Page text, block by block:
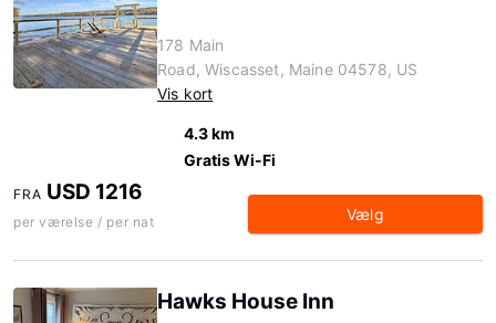
178 Main
Road, Wiscasset, Maine 04578, US
Vis kort
4.3 km
Gratis Wi-Fi
FRA USD 1216
per værelse / per nat Vælg
Hawks House Inn